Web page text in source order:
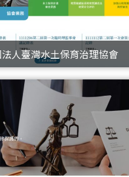
人臺灣水土保育治理協會